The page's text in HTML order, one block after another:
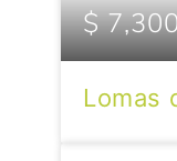
$
Lomas